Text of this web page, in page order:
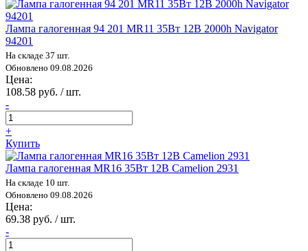
Лампа галогенная 94 201 MR11 35Вт 12В 2000h Navigator
94201
На складе 37 шт.
Обновлено 09.08.2026
Цена:
108.58 руб. / шт.
-
+
Купить
Лампа галогенная MR16 35Вт 12В Camelion 2931
На складе 10 шт.
Обновлено 09.08.2026
Цена:
69.38 руб. / шт.
-